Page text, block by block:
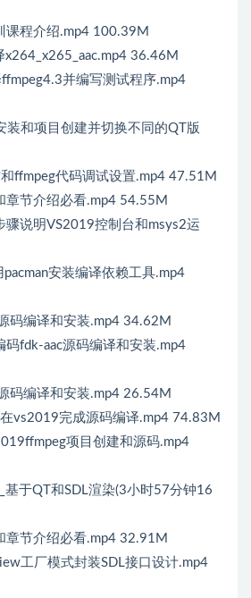
课程介绍.mp4 100.39M
36.46M
并编写测试程序.mp4
和项目创建并切换不同的QT版
ffmpeg代码调试设置.mp4 47.51M
章节介绍必看.mp4 54.55M
说明VS2019控制台和msys2运
安装编译依赖工具.mp4
码编译和安装.mp4 34.62M
fdk-aac源码编译和安装.mp4
码编译和安装.mp4 26.54M
vs2019完成源码编译.mp4 74.83M
项目创建和源码.mp4
于QT和SDL渲染(3小时57分钟16
章节介绍必看.mp4 32.91M
工厂模式封装SDL接口设计.mp4